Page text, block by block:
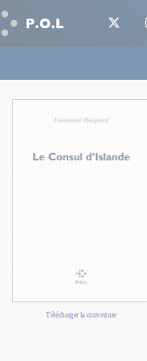
Télécharger la couverture